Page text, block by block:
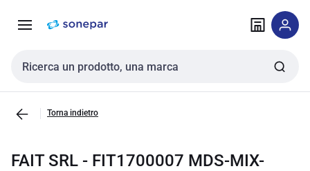
navigazione alla
Cerca input
Torna indietro
FAIT SRL - FIT1700007 MDS-MIX-